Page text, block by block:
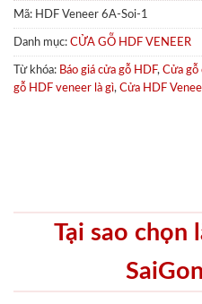
Mã: HDF Veneer 6A-Soi-1
Danh mục: CỬA GỖ HDF VENEER
Từ khóa: Báo giá cửa gỗ HDF, Cửa gỗ
gỗ HDF veneer là gì, Cửa HDF
Tại sao chọn